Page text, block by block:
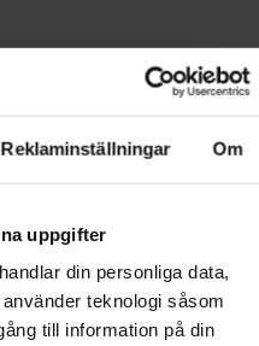
Reklaminställningar Om
uppgifter
din personliga data,
teknologi såsom
till information på din
Kultur
e-post
LinkedIn E-mail